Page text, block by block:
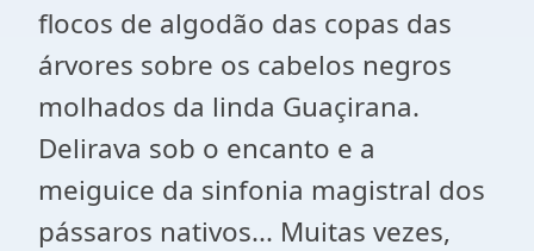
flocos de algodão das copas das
árvores sobre os cabelos negros
molhados da linda Guaçirana.
Delirava sob o encanto e a
meiguice da sinfonia magistral dos
pássaros nativos... Muitas vezes,